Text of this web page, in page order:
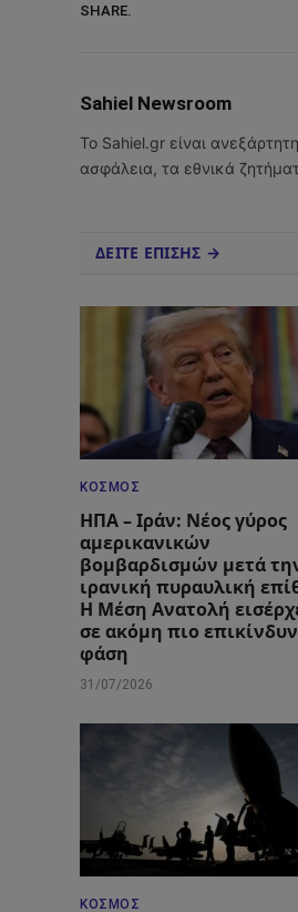
SHARE.
Sahiel Newsroom
Το Sahiel.gr είναι
ασφάλεια, τα εθνικά
ΔΕΙΤΕ ΕΠΙΣΗΣ →
ΚΌΣΜΟΣ
ΗΠΑ – Ιράν: Νέος γύρος
αμερικανικών
βομβαρδισμών μετά
ιρανική πυραυλική
Η Μέση Ανατολή
σε ακόμη πιο
φάση
31/07/2026
ΚΌΣΜΟΣ